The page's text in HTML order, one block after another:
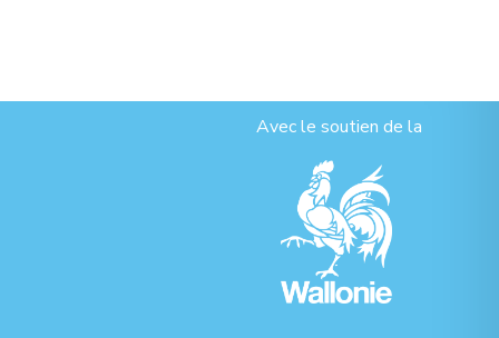
Avec le soutien de la